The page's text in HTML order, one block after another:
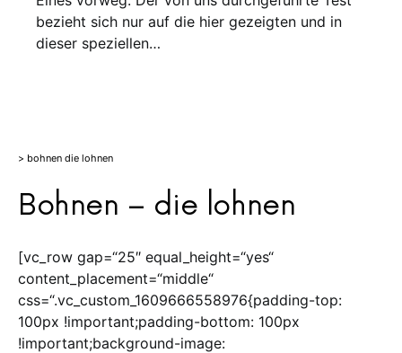
bezieht sich nur auf die hier gezeigten und in
dieser speziellen…
> bohnen die lohnen
Bohnen – die lohnen
[vc_row gap=“25″ equal_height=“yes“
content_placement=“middle“
css=“.vc_custom_1609666558976{padding-top:
100px !important;padding-bottom: 100px
!important;background-image: